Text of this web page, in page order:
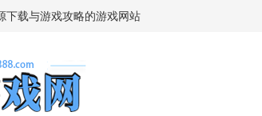
下载与游戏攻略的游戏网站